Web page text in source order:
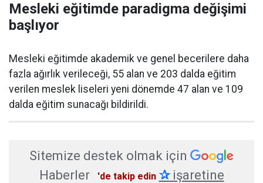
Mesleki eğitimde paradigma değişimi
başlıyor
Mesleki eğitimde akademik ve genel becerilere daha
fazla ağırlık verileceği, 55 alan ve 203 dalda eğitim
verilen meslek liseleri yeni dönemde 47 alan ve 109
dalda eğitim sunacağı bildirildi.
Sitemize destek olmak için
Haberler
'de takip edin ✰işaretine